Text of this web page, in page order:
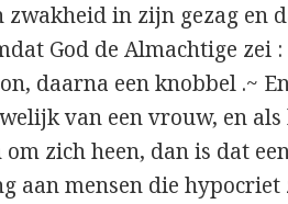
zwakheid in zijn gezag en
God de Almachtige zei
daarna een knobbel .~
van een vrouw, en
zich heen, dan is dat
aan mensen die